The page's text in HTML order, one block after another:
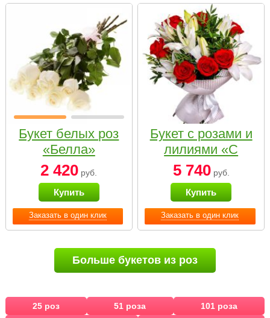
Заказать в один клик
Букет белых роз
«Белла»
2 420 руб.
Купить
Заказать в один клик
Букет с розами и
лилиями «С
наилучшими
пожеланиями»
5 740руб.
Купить
Больше букетов из роз
25 роз 51 роза
101 роза